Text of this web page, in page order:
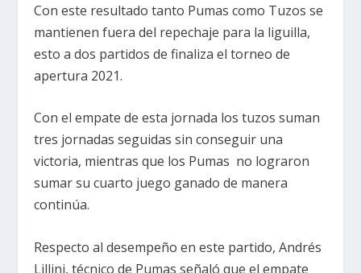
Con este resultado tanto Pumas como Tuzos se
mantienen fuera del repechaje para la liguilla,
esto a dos partidos de finaliza el torneo de
apertura 2021.
Con el empate de esta jornada los tuzos suman
tres jornadas seguidas sin conseguir una
victoria, mientras que los Pumas no lograron
sumar su cuarto juego ganado de manera
continúa.
Respecto al desempeño en este partido, Andrés
Lillini, técnico de Pumas señaló que el empate